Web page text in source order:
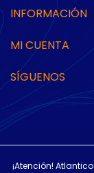
INFORMACIÓN
MI CUENTA
SÍGUENOS
¡Atención!